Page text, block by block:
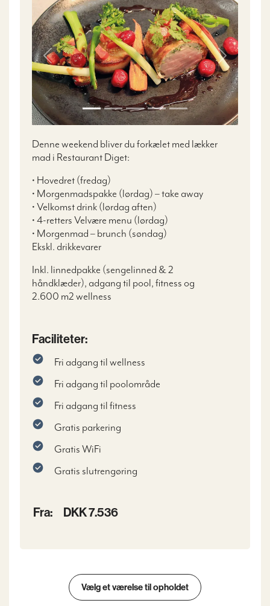
Previous Next
Denne weekend bliver du forkælet med lækker
mad i Restaurant Diget:
• Hovedret (fredag)
• Morgenmadspakke (lørdag) – take away
• Velkomst drink (lørdag aften)
• 4-retters Velvære menu (lørdag)
• Morgenmad – brunch (søndag)
Ekskl. drikkevarer
Inkl. linnedpakke (sengelinned & 2
håndklæder), adgang til pool, fitness og
2.600 m2 wellness
Faciliteter:
Fri adgang til wellness
Fri adgang til poolområde
Fri adgang til fitness
Gratis parkering
Gratis WiFi
Gratis slutrengøring
Fra: DKK 7.536
Vælg et værelse til opholdet